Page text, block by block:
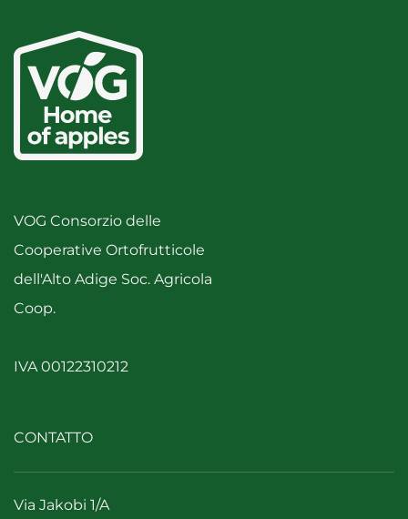
VOG Consorzio delle
Cooperative Ortofrutticole
dell'Alto Adige Soc. Agricola
Coop.
IVA 00122310212
CONTATTO
Via Jakobi 1/A